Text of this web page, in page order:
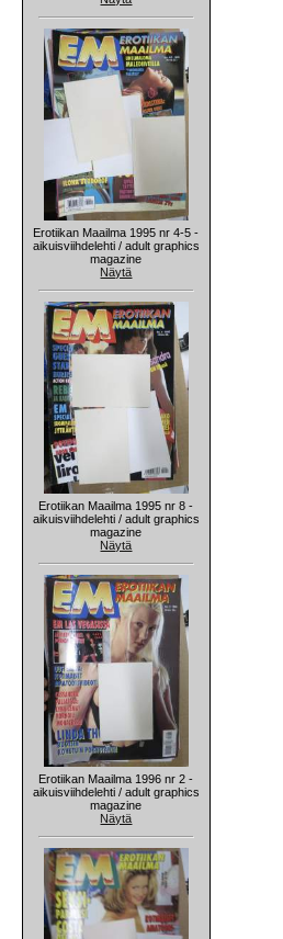
Erotiikan Maailma 1995 nr 4-5 -
aikuisviihdelehti / adult graphics
magazine
Näytä
Erotiikan Maailma 1995 nr 8 -
aikuisviihdelehti / adult graphics
magazine
Näytä
Erotiikan Maailma 1996 nr 2 -
aikuisviihdelehti / adult graphics
magazine
Näytä